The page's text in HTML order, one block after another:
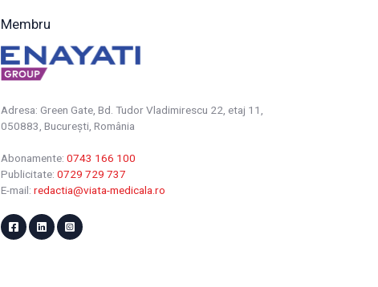
Membru
Adresa: Green Gate, Bd. Tudor Vladimirescu 22, etaj 11,
050883, Bucureşti, România
Abonamente: 0743 166 100
Publicitate: 0729 729 737
E-mail: redactia@viata-medicala.ro